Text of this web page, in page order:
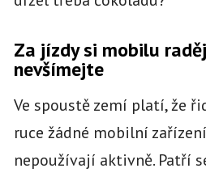
Za jízdy si mobilu
nevšímejte
Ve spoustě zemí platí, že
ruce žádné mobilní
nepoužívají aktivně. Patří